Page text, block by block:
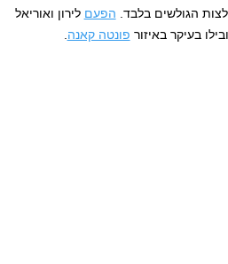
הגולשים בלבד. הפעם לירון ואוריאל
ובילו בעיקר באיזור פונטה קאנה